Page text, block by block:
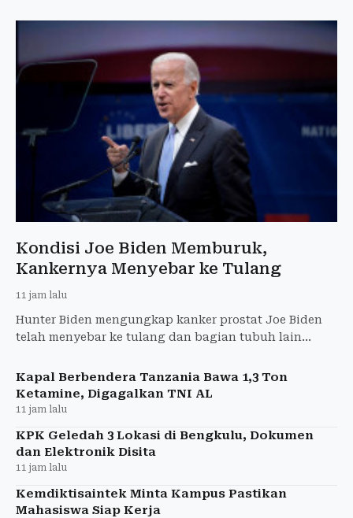
Kondisi Joe Biden Memburuk,
Kankernya Menyebar ke Tulang
11 jam lalu
Hunter Biden mengungkap kanker prostat Joe Biden
telah menyebar ke tulang dan bagian tubuh lain
Kapal Berbendera Tanzania Bawa 1,3 Ton
Ketamine, Digagalkan TNI AL
11 jam lalu
KPK Geledah 3 Lokasi di Bengkulu, Dokumen
dan Elektronik Disita
11 jam lalu
Kemdiktisaintek Minta Kampus Pastikan
Mahasiswa Siap Kerja